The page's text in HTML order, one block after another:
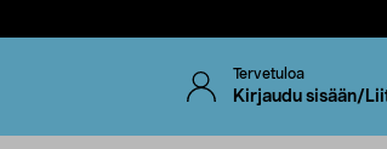
Tervetuloa
Kirjaudu sisään/